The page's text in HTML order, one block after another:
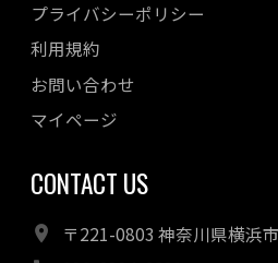
プライバシーポリシー
利用規約
お問い合わせ
マイページ
CONTACT US
〒221-0803 神奈川県横浜